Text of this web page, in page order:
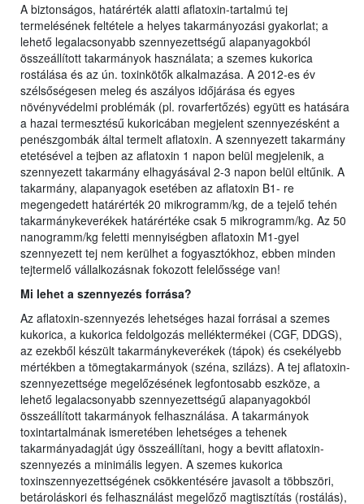
A biztonságos, határérték alatti aflatoxin-tartalmú tej
termelésének feltétele a helyes takarmányozási gyakorlat; a
lehető legalacsonyabb szennyezettségű alapanyagokból
összeállított takarmányok használata; a szemes kukorica
rostálása és az ún. toxinkötők alkalmazása. A 2012-es év
szélsőségesen meleg és aszályos időjárása és egyes
növényvédelmi problémák (pl. rovarfertőzés) együtt es hatására
a hazai termesztésű kukoricában megjelent szennyezésként a
penészgombák által termelt aflatoxin. A szennyezett takarmány
etetésével a tejben az aflatoxin 1 napon belül megjelenik, a
szennyezett takarmány elhagyásával 2-3 napon belül eltűnik. A
takarmány, alapanyagok esetében az aflatoxin B1- re
megengedett határérték 20 mikrogramm/kg, de a tejelő tehén
takarmánykeverékek határértéke csak 5 mikrogramm/kg. Az 50
nanogramm/kg feletti mennyiségben aflatoxin M1-gyel
szennyezett tej nem kerülhet a fogyasztókhoz, ebben minden
tejtermelő vállalkozásnak fokozott felelőssége van!
Mi lehet a szennyezés forrása?
Az aflatoxin-szennyezés lehetséges hazai forrásai a szemes
kukorica, a kukorica feldolgozás melléktermékei (CGF, DDGS),
az ezekből készült takarmánykeverékek (tápok) és csekélyebb
mértékben a tömegtakarmányok (széna, szilázs). A tej aflatoxin-
szennyezettsége megelőzésének legfontosabb eszköze, a
lehető legalacsonyabb szennyezettségű alapanyagokból
összeállított takarmányok felhasználása. A takarmányok
toxintartalmának ismeretében lehetséges a tehenek
takarmányadagját úgy összeállítani, hogy a bevitt aflatoxin-
szennyezés a minimális legyen. A szemes kukorica
toxinszennyezettségének csökkentésére javasolt a többszöri,
betároláskori és felhasználást megelőző magtisztítás (rostálás),